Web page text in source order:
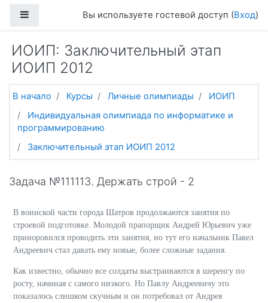
Боковая панельВы используете гостевой доступ (Вход)
ИОИП: Заключительный этап
ИОИП 2012
В начало Курсы Личные олимпиады
ИОИП
Индивидуальная олимпиада по информатике и
программированию
Заключительный этап ИОИП 2012
Задача №111113. Держать строй - 2
В воинской части города Шатров продолжаются занятия по
строевой подготовке. Молодой прапорщик Андрей Юрьевич уже
приноровился проводить эти занятия, но тут его начальник Павел
Андреевич стал давать ему новые, более сложные задания.
Как известно, обычно все солдаты выстраиваются в шеренгу по
росту, начиная с самого низкого. Но Павлу Андреевичу это
показалось слишком скучным и он потребовал от Андрея